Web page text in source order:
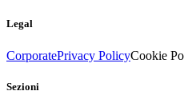
Legal
CorporatePrivacy PolicyCookie
Sezioni